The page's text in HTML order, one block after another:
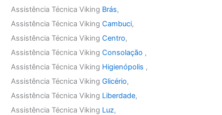
Assistência Técnica Viking Brás,
Assistência Técnica VikingCambuci,
Assistência Técnica VikingCentro,
Assistência Técnica VikingConsolação ,
Assistência Técnica Viking Higienópolis ,
Assistência Técnica VikingGlicério,
Assistência Técnica Viking Liberdade,
Assistência Técnica Viking Luz,